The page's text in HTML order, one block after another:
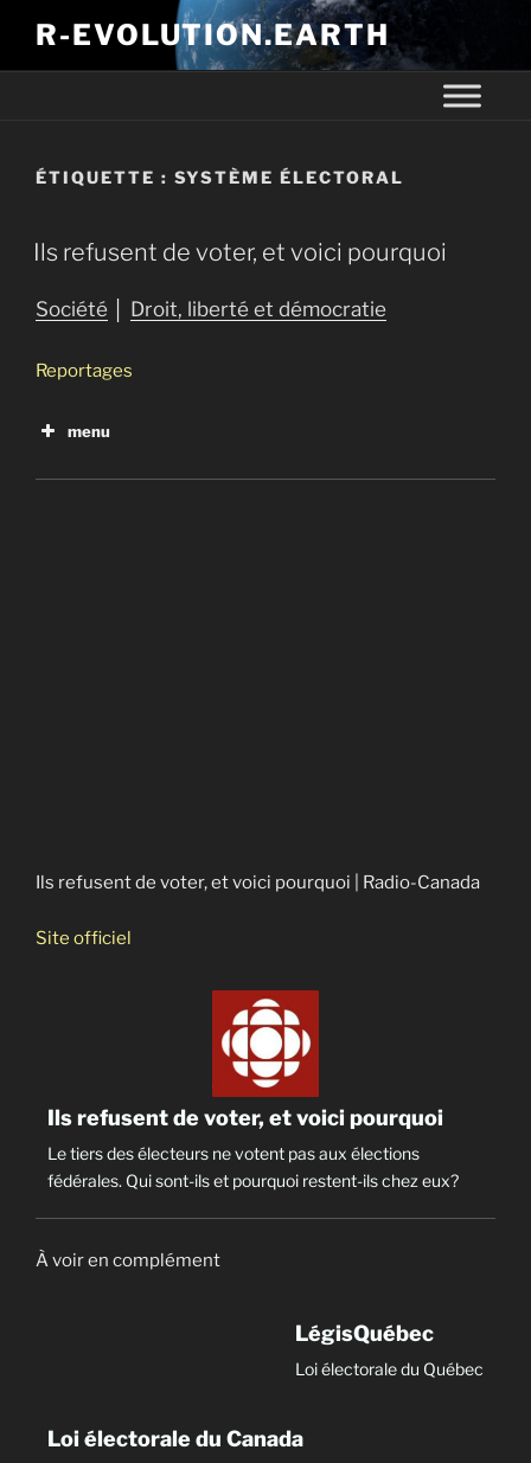
R-EVOLUTION.EARTH
ÉTIQUETTE : SYSTÈME ÉLECTORAL
Ils refusent de voter, et voici pourquoi
Société Droit, liberté et démocratie
Reportages
menu
Ils refusent de voter, et voici pourquoi | Radio-Canada
Site officiel
Ils refusent de voter, et voici pourquoi
Le tiers des électeurs ne votent pas aux élections
fédérales. Qui sont-ils et pourquoi restent-ils chez eux?
À voir en complément
LégisQuébec
Loi électorale du Québec
Loi électorale du Canada